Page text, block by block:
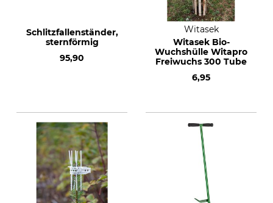
Schlitzfallenständer,
sternförmig
95,90
Witasek
Witasek Bio-
Wuchshülle Witapro
Freiwuchs 300 Tube
6,95